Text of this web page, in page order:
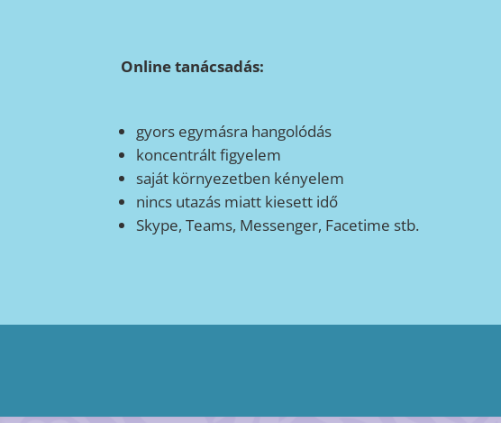
Online tanácsadás:
gyors egymásra hangolódás
koncentrált figyelem
saját környezetben kényelem
nincs utazás miatt kiesett idő
Skype, Teams, Messenger, Facetime stb.